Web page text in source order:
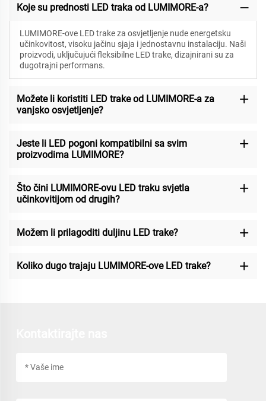
Koje su prednosti LED traka od LUMIMORE-a?
LUMIMORE-ove LED trake za osvjetljenje nude energetsku
učinkovitost, visoku jačinu sjaja i jednostavnu instalaciju. Naši
proizvodi, uključujući fleksibilne LED trake, dizajnirani su za
dugotrajni performans.
Možete li koristiti LED trake od LUMIMORE-a za
vanjsko osvjetljenje?
Jeste li LED pogoni kompatibilni sa svim
proizvodima LUMIMORE?
Što čini LUMIMORE-ovu LED traku svjetla
učinkovitijom od drugih?
Možem li prilagoditi duljinu LED trake?
Koliko dugo trajaju LUMIMORE-ove LED trake?